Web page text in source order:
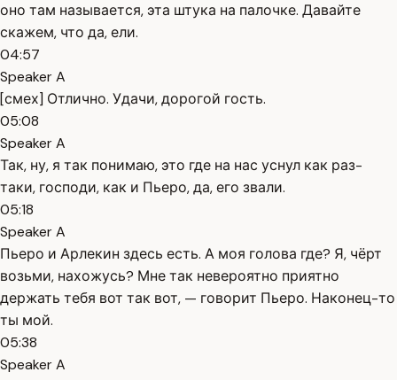
оно там называется, эта штука на палочке. Давайте
скажем, что да, ели.
04:57
Speaker A
[смех] Отлично. Удачи, дорогой гость.
05:08
Speaker A
Так, ну, я так понимаю, это где на нас уснул как раз-
таки, господи, как и Пьеро, да, его звали.
05:18
Speaker A
Пьеро и Арлекин здесь есть. А моя голова где? Я, чёрт
возьми, нахожусь? Мне так невероятно приятно
держать тебя вот так вот, — говорит Пьеро. Наконец-то
ты мой.
05:38
Speaker A